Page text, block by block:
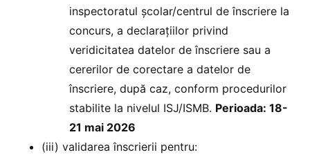
inspectoratul şcolar/centrul de înscriere la
concurs, a declarațiilor privind
veridicitatea datelor de înscriere sau a
cererilor de corectare a datelor de
înscriere, după caz, conform procedurilor
stabilite la nivelul ISJ/ISMB. Perioada: 18-
21 mai 2026
(iii) validarea înscrierii pentru: